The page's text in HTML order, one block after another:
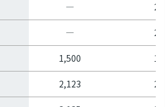
―
―
1,500
2,123